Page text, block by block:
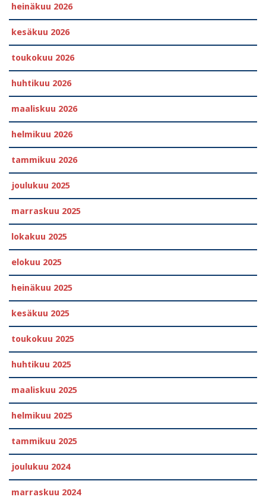
heinäkuu 2026
kesäkuu 2026
toukokuu 2026
huhtikuu 2026
maaliskuu 2026
helmikuu 2026
tammikuu 2026
joulukuu 2025
marraskuu 2025
lokakuu 2025
elokuu 2025
heinäkuu 2025
kesäkuu 2025
toukokuu 2025
huhtikuu 2025
maaliskuu 2025
helmikuu 2025
tammikuu 2025
joulukuu 2024
marraskuu 2024